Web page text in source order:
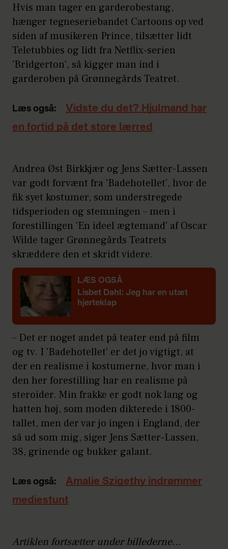
Hvis man tager en garderobestang,
hænger tegneseriebandet Cartoons op ved
siden af musikeren Prince, tilsætter lidt
Teletubbies og lidt fra Netflix-serien
'Bridgerton', så kigger man ind i
garderoben på Grønnegårds Teatret.
Læs også:
Vidste du det? Hjulmand har
en fortid på det store lærred
Andrea Øst Birkkjær og Jens Sætter-Lassen
var godt forvænt fra 'Badehotellet', hvor de
fik syet kostumer, som understregede
tidsperioden og stemningen – men i
forestillingen 'En ideel ægtemand' af Oscar
Wilde tager Grønnegårds Teatrets
skræddere den et skridt videre.
LÆS OGSÅ
Lisbet Dahl: Jeg har en utæt
hjerteklap
– Det er noget andet på teater end på film
og tv. I 'Badehotellet' er det jo vigtigt, at
der en realisme i kostumerne, hvor man i
den her forestilling har en realisme på
steroider. Min frakke er godt nok lang og
hatten høj, som moden dikterede i 1800-
tallet, men der var jo ingen i England, der
så ud som mig, siger Jens Sætter-Lassen,
38, grinende og bukker galant.
Læs også:
Amalie Szigethy indrømmer
mediestunt
Artiklen fortsætter under billederne...